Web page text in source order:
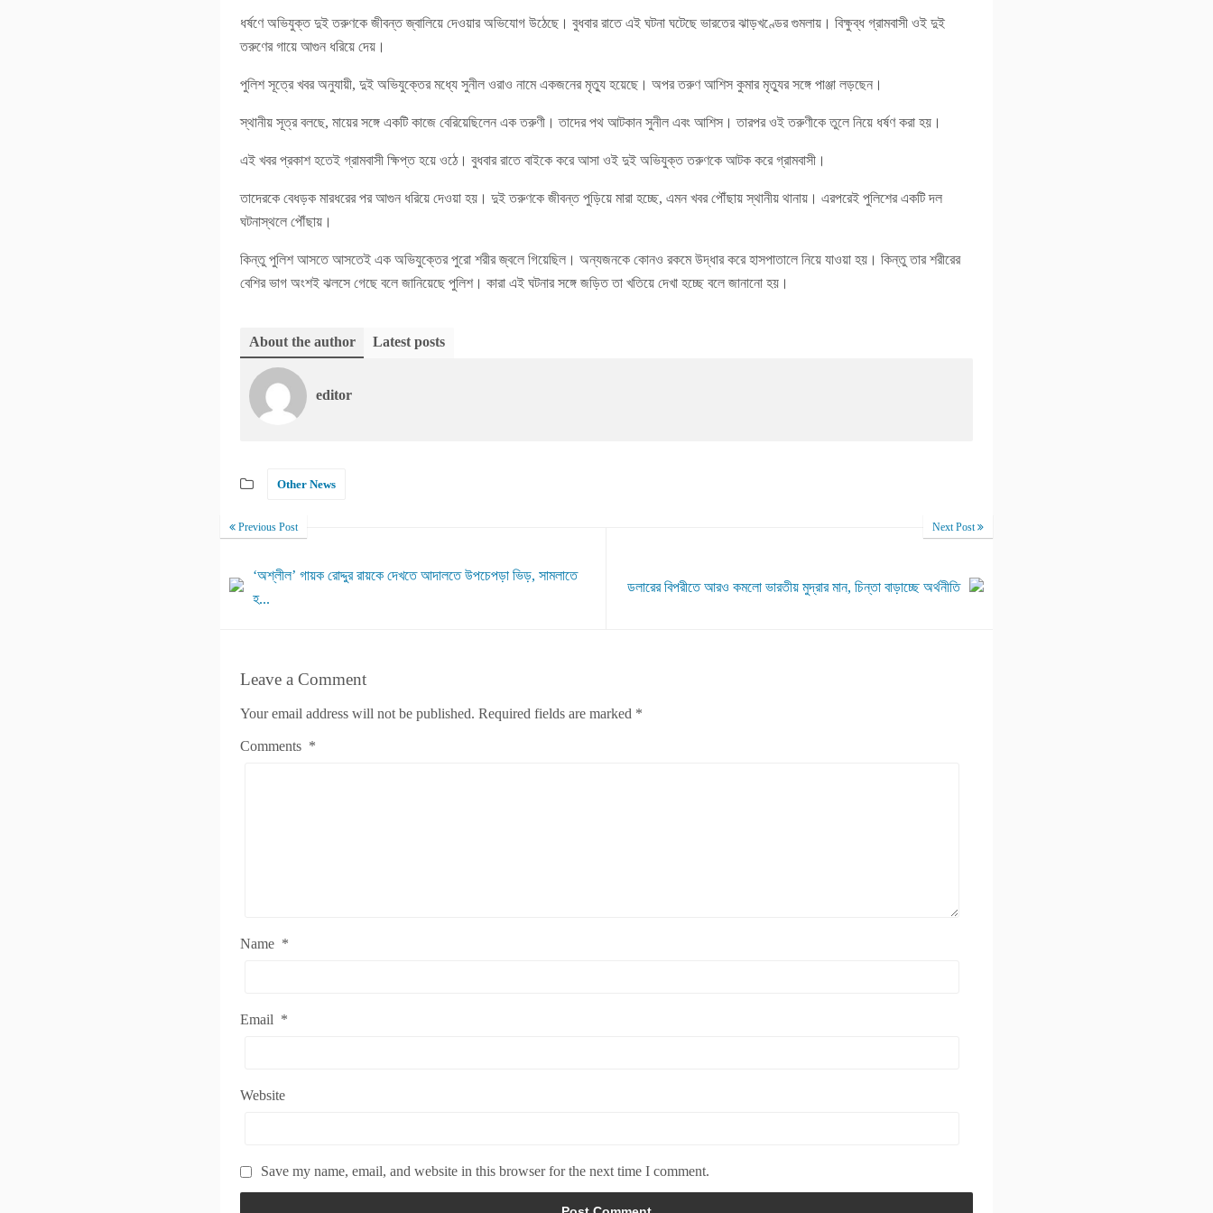
ধর্ষণে অভিযুক্ত দুই তরুণকে জীবন্ত জ্বালিয়ে দেওয়ার অভিযোগ উঠেছে। বুধবার রাতে এই ঘটনা ঘটেছে ভারতের ঝাড়খণ্ডের গুমলায়। বিক্ষুব্ধ গ্রামবাসী ওই দুই
তরুণের গায়ে আগুন ধরিয়ে দেয়।
পুলিশ সূত্রে খবর অনুযায়ী, দুই অভিযুক্তের মধ্যে সুনীল ওরাও নামে একজনের মৃত্যু হয়েছে। অপর তরুণ আশিস কুমার মৃত্যুর সঙ্গে পাঞ্জা লড়ছেন।
স্থানীয় সূত্র বলছে, মায়ের সঙ্গে একটি কাজে বেরিয়েছিলেন এক তরুণী। তাদের পথ আটকান সুনীল এবং আশিস। তারপর ওই তরুণীকে তুলে নিয়ে ধর্ষণ করা হয়।
এই খবর প্রকাশ হতেই গ্রামবাসী ক্ষিপ্ত হয়ে ওঠে। বুধবার রাতে বাইকে করে আসা ওই দুই অভিযুক্ত তরুণকে আটক করে গ্রামবাসী।
তাদেরকে বেধড়ক মারধরের পর আগুন ধরিয়ে দেওয়া হয়। দুই তরুণকে জীবন্ত পুড়িয়ে মারা হচ্ছে, এমন খবর পৌঁছায় স্থানীয় থানায়। এরপরেই পুলিশের একটি দল
ঘটনাস্থলে পৌঁছায়।
কিন্তু পুলিশ আসতে আসতেই এক অভিযুক্তের পুরো শরীর জ্বলে গিয়েছিল। অন্যজনকে কোনও রকমে উদ্ধার করে হাসপাতালে নিয়ে যাওয়া হয়। কিন্তু তার শরীরের
বেশির ভাগ অংশই ঝলসে গেছে বলে জানিয়েছে পুলিশ। কারা এই ঘটনার সঙ্গে জড়িত তা খতিয়ে দেখা হচ্ছে বলে জানানো হয়।
About the author Latest posts
editor
Other News
Previous Post
‘অশ্লীল’ গায়ক রোদ্দুর রায়কে দেখতে আদালতে উপচেপড়া ভিড়, সামলাতে
হ...
Next Post
ডলারের বিপরীতে আরও কমলো ভারতীয় মুদ্রার মান, চিন্তা বাড়াচ্ছে অর্থনীতি
Leave a Comment
Your email address will not be published. Required fields are marked *
Comments *
Name *
Email *
Website
Save my name, email, and website in this browser for the next time I comment.